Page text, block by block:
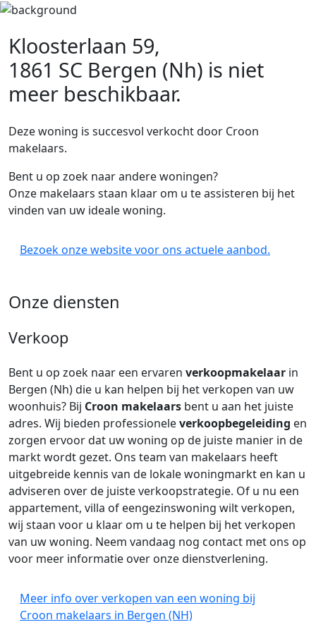
Kloosterlaan 59,
1861 SC Bergen (Nh) is niet
meer beschikbaar.
Deze woning is succesvol verkocht door Croon
makelaars.
Bent u op zoek naar andere woningen?
Onze makelaars staan klaar om u te assisteren bij het
vinden van uw ideale woning.
Bezoek onze website voor ons actuele aanbod.
Onze diensten
Verkoop
Bent u op zoek naar een ervaren verkoopmakelaar in
Bergen (Nh) die u kan helpen bij het verkopen van uw
woonhuis? Bij Croon makelaars bent u aan het juiste
adres. Wij bieden professioneleverkoopbegeleiding en
zorgen ervoor dat uw woning op de juiste manier in de
markt wordt gezet. Ons team van makelaars heeft
uitgebreide kennis van de lokale woningmarkt en kan u
adviseren over de juiste verkoopstrategie. Of u nu een
appartement, villa of eengezinswoning wilt verkopen,
wij staan voor u klaar om u te helpen bij het verkopen
van uw woning. Neem vandaag nog contact met ons op
voor meer informatie over onze dienstverlening.
Meer info over verkopen van een woning bij
Croon makelaars in Bergen (NH)